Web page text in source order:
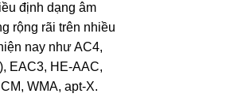
định dạng âm
rộng rãi trên nhiều
nay như AC4,
EAC3, HE-AAC,
WMA, apt-X.